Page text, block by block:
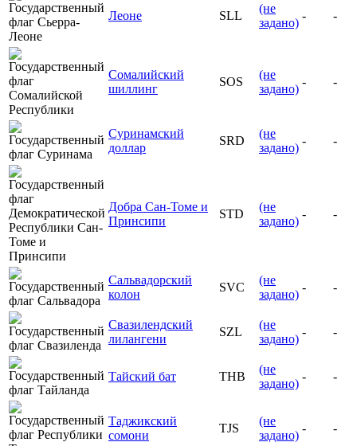
Леоне SLL
(не
задано)
- -
Сомалийский
шиллинг
SOS
(не
задано)
- -
Суринамский
доллар
SRD
(не
задано)
- -
Добра Сан-Томе и
Принсипи
STD
(не
задано)
- -
Сальвадорский
колон
SVC
(не
задано)
- -
Свазилендский
лилангени
SZL
(не
задано)
- -
Тайский бат THB
(не
задано)
- -
Таджикский
сомони
TJS
(не
задано)
- -